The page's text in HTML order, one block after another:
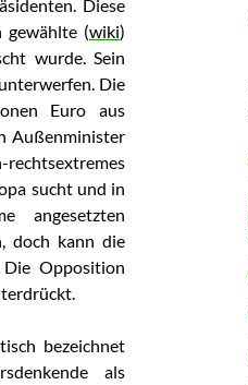
Diese
gewählte (wiki)
wurde. Sein
Die
Euro aus
Außenminister
sucht und in
angesetzten
doch kann die
Opposition
bezeichnet
als